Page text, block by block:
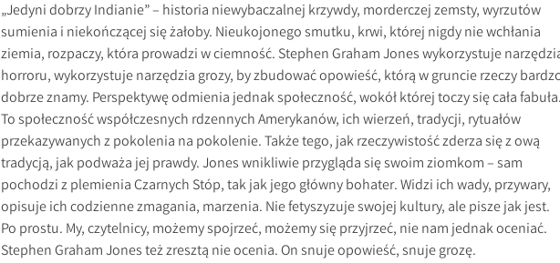
„Jedyni dobrzy Indianie” – historia niewybaczalnej krzywdy, morderczej zemsty, wyrzutów
sumienia i niekończącej się żałoby. Nieukojonego smutku, krwi, której nigdy nie wchłania
ziemia, rozpaczy, która prowadzi w ciemność. Stephen Graham Jones wykorzystuje
horroru, wykorzystuje narzędzia grozy, by zbudować opowieść, którą w gruncie rzeczy
dobrze znamy. Perspektywę odmienia jednak społeczność, wokół której toczy się cała
To społeczność współczesnych rdzennych Amerykanów, ich wierzeń, tradycji, rytuałów
przekazywanych z pokolenia na pokolenie. Także tego, jak rzeczywistość zderza się z ową
tradycją, jak podważa jej prawdy. Jones wnikliwie przygląda się swoim ziomkom – sam
pochodzi z plemienia Czarnych Stóp, tak jak jego główny bohater. Widzi ich wady, przywary,
opisuje ich codzienne zmagania, marzenia. Nie fetyszyzuje swojej kultury, ale pisze jak jest.
Po prostu. My, czytelnicy, możemy spojrzeć, możemy się przyjrzeć, nie nam jednak oceniać.
Stephen Graham Jones też zresztą nie ocenia. On snuje opowieść, snuje grozę.